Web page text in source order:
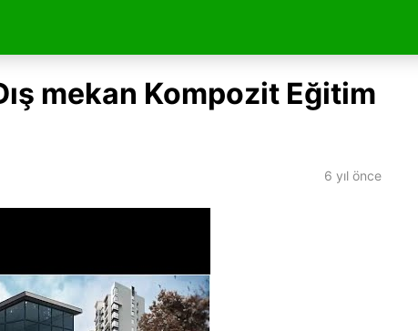
mekan Kompozit Eğitim
6 yıl önce